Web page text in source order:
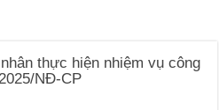
thực hiện nhiệm vụ công
NĐ-CP